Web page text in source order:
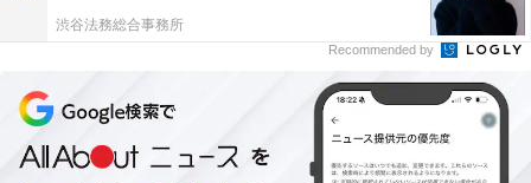
渋谷法務総合事務所
Recommended by